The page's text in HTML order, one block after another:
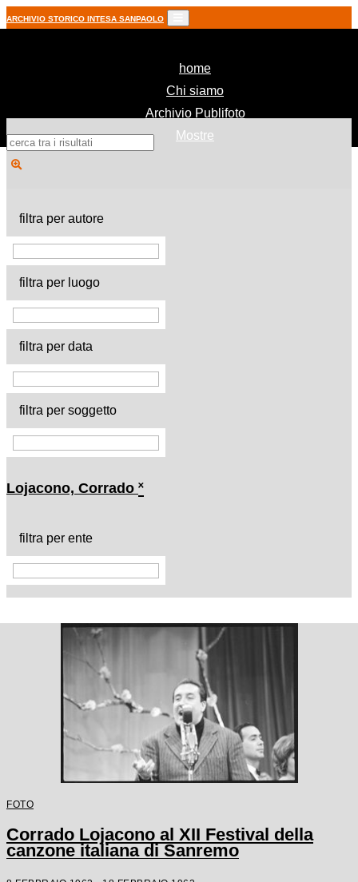
ARCHIVIO STORICO INTESA SANPAOLO
home(current)
Chi siamo
Archivio Publifoto
Mostre
filtra per autore
filtra per luogo
filtra per data
filtra per soggetto
Lojacono, Corrado ˟
filtra per ente
FOTO
Corrado Lojacono al XII Festival della
canzone italiana di Sanremo